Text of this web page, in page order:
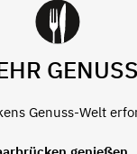
GENUSS
Genuss-Welt